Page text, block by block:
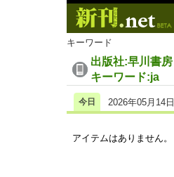
キーワード
出版社:早川書房
キーワード:ja
今日 2026年05月14日
アイテムはありません。